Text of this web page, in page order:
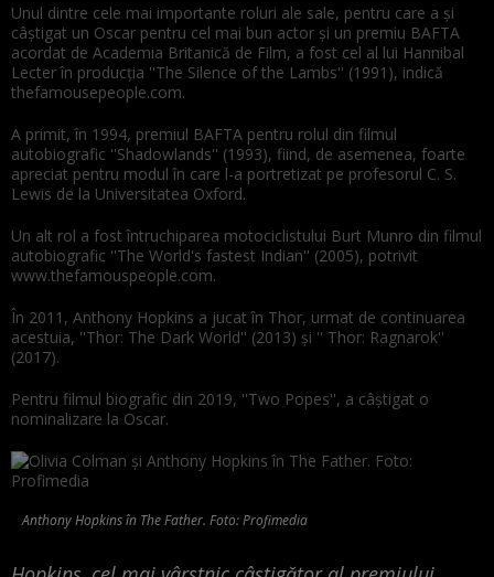
Unul dintre cele mai importante roluri ale sale, pentru care a şi
câştigat un Oscar pentru cel mai bun actor şi un premiu BAFTA
acordat de Academia Britanică de Film, a fost cel al lui Hannibal
Lecter în producţia ''The Silence of the Lambs'' (1991), indică
thefamousepeople.com.
A primit, în 1994, premiul BAFTA pentru rolul din filmul
autobiografic ''Shadowlands'' (1993), fiind, de asemenea, foarte
apreciat pentru modul în care l-a portretizat pe profesorul C. S.
Lewis de la Universitatea Oxford.
Un alt rol a fost întruchiparea motociclistului Burt Munro din filmul
autobiografic ''The World's fastest Indian'' (2005), potrivit
www.thefamouspeople.com.
În 2011, Anthony Hopkins a jucat în Thor, urmat de continuarea
acestuia, ''Thor: The Dark World'' (2013) şi '' Thor: Ragnarok''
(2017).
Pentru filmul biografic din 2019, ''Two Popes'', a câştigat o
nominalizare la Oscar.
Anthony Hopkins în The Father. Foto: Profimedia